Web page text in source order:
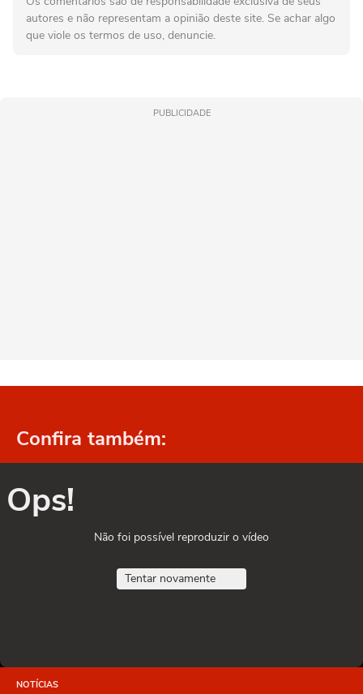
autores e não representam a opinião deste site. Se achar algo
que viole os termos de uso, denuncie.
PUBLICIDADE
Confira também:
Ops!
Não foi possível reproduzir o vídeo
Tentar novamente
NOTÍCIAS